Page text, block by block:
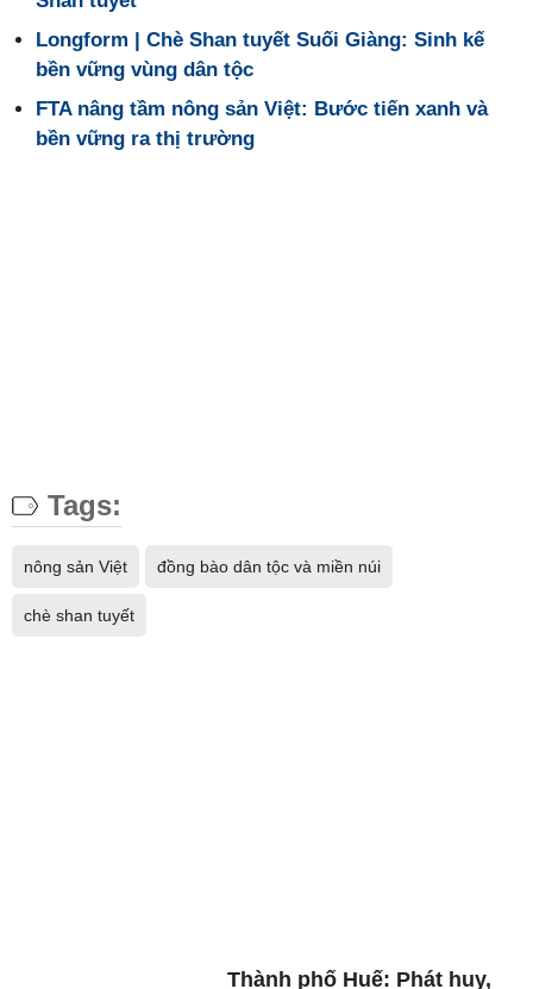
Longform | Chè Shan tuyết Suối Giàng: Sinh kế
bền vững vùng dân tộc
FTA nâng tầm nông sản Việt: Bước tiến xanh và
bền vững ra thị trường
Tags:
nông sản Việt đồng bào dân tộc và miền núi
chè shan tuyết
Thành phố Huế: Phát huy,